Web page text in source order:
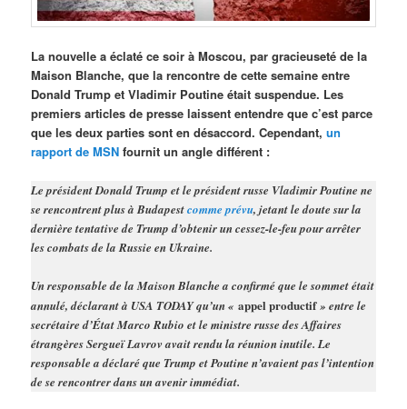
La nouvelle a éclaté ce soir à Moscou, par gracieuseté de la
Maison Blanche, que la rencontre de cette semaine entre
Donald Trump et Vladimir Poutine était suspendue. Les
premiers articles de presse laissent entendre que c’est parce
que les deux parties sont en désaccord. Cependant,un
rapport de MSN fournit un angle différent :
Le président Donald Trump et le président russe Vladimir Poutine ne
se rencontrent plus à Budapestcomme prévu, jetant le doute sur la
dernière tentative de Trump d’obtenir un cessez-le-feu pour arrêter
les combats de la Russie en Ukraine.
Un responsable de la Maison Blanche a confirmé que le sommet était
annulé, déclarant à USA TODAY qu’un «appel productif» entre le
secrétaire d’État Marco Rubio et le ministre russe des Affaires
étrangères Sergueï Lavrov avait rendu la réunion inutile. Le
responsable a déclaré que Trump et Poutine n’avaient pas l’intention
de se rencontrer dans un avenir immédiat.